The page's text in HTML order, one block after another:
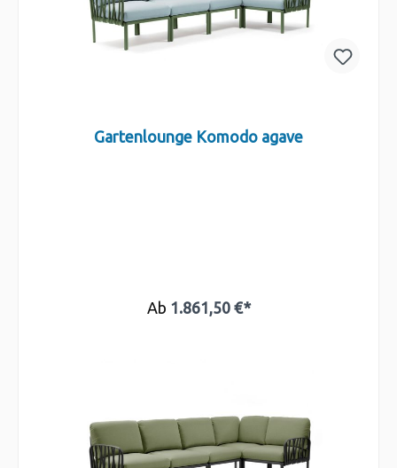
Gartenlounge Komodo agave
Ab 1.861,50 €*